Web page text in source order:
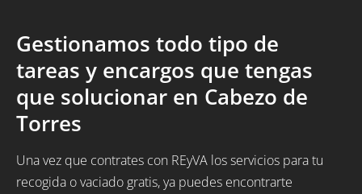
Gestionamos todo tipo de
tareas y encargos que tengas
que solucionar en Cabezo de
Torres
Una vez que contrates con REyVA los servicios para tu
recogida o vaciado gratis, ya puedes encontrarte